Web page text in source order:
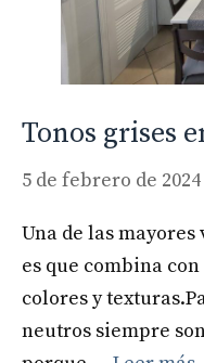
Tonos grises
5 de febrero de 2024
Una de las
es que combina
colores y
neutros siempre